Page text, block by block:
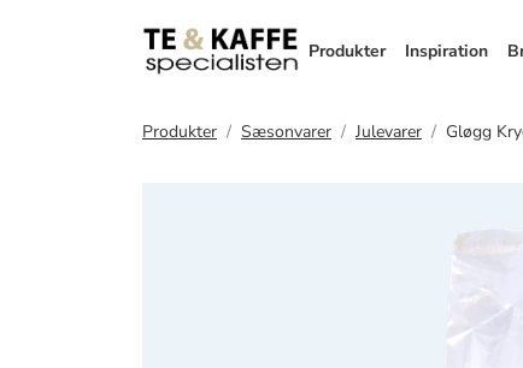
Produkter Inspiration
Produkter Sæsonvarer Julevarer Gløgg